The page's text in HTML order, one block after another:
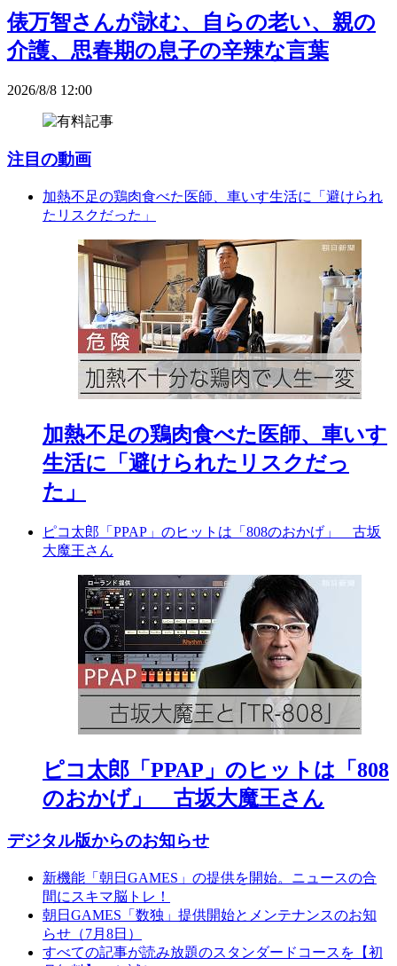
俵万智さんが詠む、自らの老い、親の
介護、思春期の息子の辛辣な言葉
2026/8/8 12:00
注目の動画
加熱不足の鶏肉食べた医師、車いす生活に「避けられ
たリスクだった」
加熱不足の鶏肉食べた医師、車いす
生活に「避けられたリスクだっ
た」
ピコ太郎「PPAP」のヒットは「808のおかげ」 古坂
大魔王さん
ピコ太郎「PPAP」のヒットは「808
のおかげ」 古坂大魔王さん
デジタル版からのお知らせ
新機能「朝日GAMES」の提供を開始。ニュースの合
間にスキマ脳トレ！
朝日GAMES「数独」提供開始とメンテナンスのお知
らせ（7月8日）
すべての記事が読み放題のスタンダードコースを【初